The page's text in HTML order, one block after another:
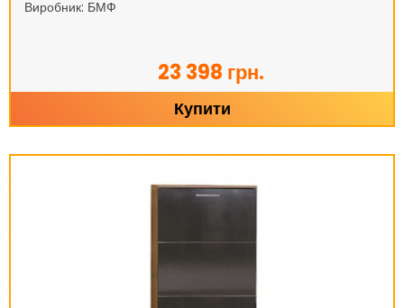
Виробник: БМФ
23 398 грн.
Купити